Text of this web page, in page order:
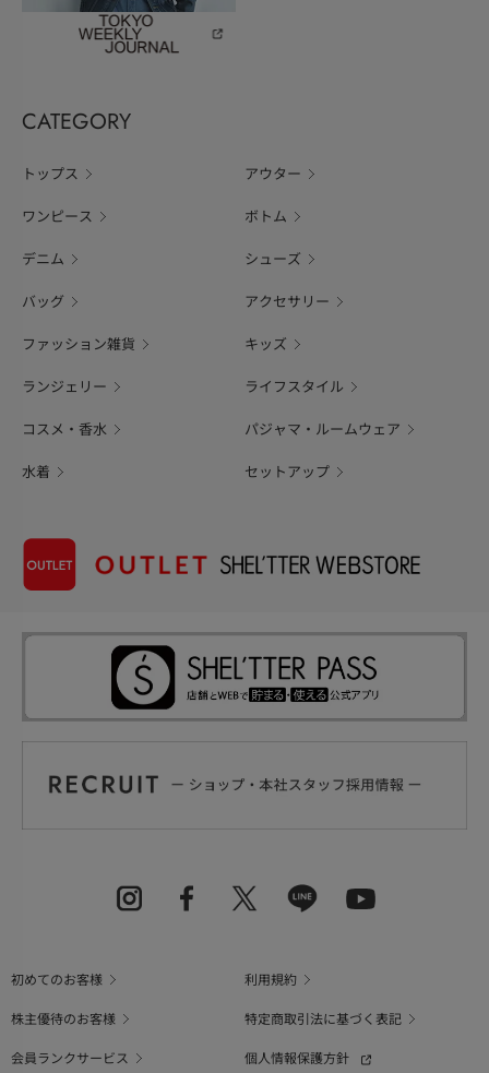
CATEGORY
トップス アウター
ワンピース ボトム
デニム シューズ
バッグ アクセサリー
ファッション雑貨 キッズ
ランジェリー ライフスタイル
コスメ・香水 パジャマ・ルームウェア
水着 セットアップ
初めてのお客様
利用規約
株主優待のお客様
特定商取引法に基づく表記
会員ランクサービス
個人情報保護方針